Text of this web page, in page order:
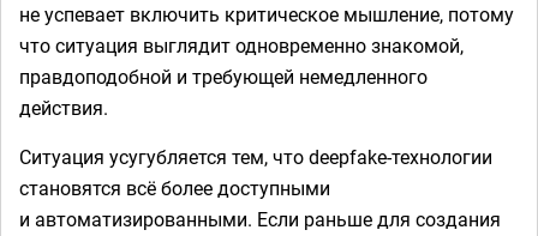
не успевает включить критическое мышление, потому
что ситуация выглядит одновременно знакомой,
правдоподобной и требующей немедленного
действия.
Ситуация усугубляется тем, что deepfake-технологии
становятся всё более доступными
и автоматизированными. Если раньше для создания